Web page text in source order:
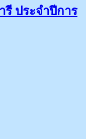
รี ประจำปีการ